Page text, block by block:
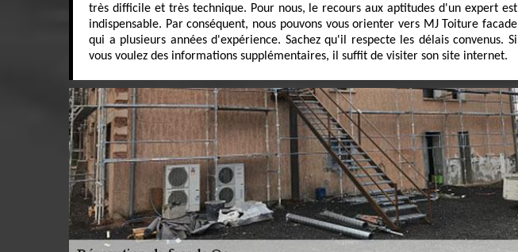
très difficile et très technique. Pour nous, le recours aux aptitudes d'un expert est
indispensable. Par conséquent, nous pouvons vous orienter vers MJ Toiture facade
qui a plusieurs années d'expérience. Sachez qu'il respecte les délais convenus. Si
vous voulez des informations supplémentaires, il suffit de visiter son site internet.